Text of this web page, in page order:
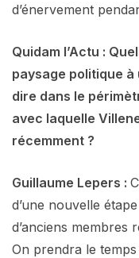
d’énervement
Quidam l’Actu :
paysage politique à
dire dans le
avec laquelle
récemment ?
Guillaume Lepers :
d’une nouvelle
d’anciens membres
On prendra le